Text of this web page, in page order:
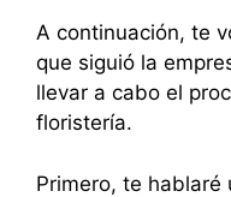
A continuación, te
que siguió la
llevar a cabo el
floristería.
Primero, te hablaré